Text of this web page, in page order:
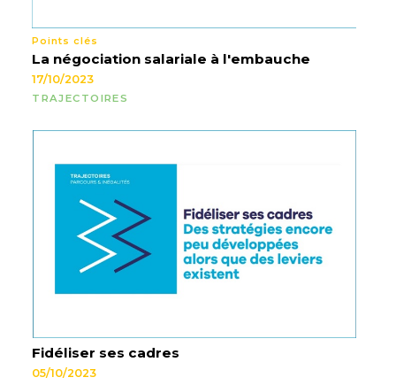
Points clés
La négociation salariale à l'embauche
17/10/2023
TRAJECTOIRES
Fidéliser ses cadres
05/10/2023